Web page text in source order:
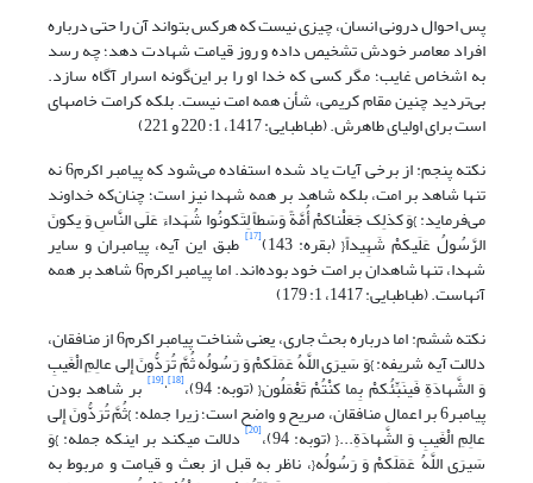
پس احوال درونی انسان، چیزی نیست که هرکس بتواند آن را حتی درباره
افراد معاصر خودش تشخیص داده و روز قیامت شهادت دهد؛ چه رسد
به اشخاص غایب؛ مگر کسی که خدا او را بر این‌گونه اسرار آگاه سازد.
است برای اولیای طاهرش. (طباطبایی: 1417، 1: 220 و‌ 221)
نکته پنجم: از برخی آیات یاد شده استفاده می‌‌شود که پیامبر اکرم6 نه
تنها شاهد بر امت، بلکه شاهد بر همه شهدا نیز است؛ چنان‌که خداوند
می‌فرماید: }وَ کذلِک جَعَلْناکمْ أُمَّةً وَسَطاً لِتَکونُوا شُهَداءَ عَلَى النَّاسِ وَ یکونَ
الرَّسُولُ عَلَیکمْ شَهِیداً{ (بقره: 143) [17] طبق این آیه، پیامبران و سایر
شهدا، تنها شاهدان بر امت خود بوده‌اند. اما پیامبر اکرم6 شاهد بر همه
آنهاست. (طباطبایی: 1417، 1: 179)
نکته ششم: اما درباره بحث جاری، یعنی شناخت پیامبر اکرم6 از منافقان،
دلالت آیه شریفه: }وَ سَیرَى اللَّهُ عَمَلَکمْ وَ رَسُولُه ثُمَّ تُرَدُّونَ إِلى عالِمِ الْغَیبِ
وَ الشَّهادَةِ فَینَبِّئُکمْ بِما کنْتُمْ تَعْمَلُون{ (توبه: 94)، [18] ،[19] بر شاهد بودن
پیامبر6 بر اعمال منافقان، صریح و واضح است؛ زیرا جمله: }ثُمَّ تُرَدُّونَ إِلى‏
عالِمِ الْغَیبِ وَ الشَّهادَةِ...{ (توبه: 94)، [20] دلالت می‏کند بر اینکه جمله: }وَ
سَیرَى اللَّهُ عَمَلَکمْ وَ رَسُولُه{، ناظر به قبل از بعث و قیامت و مربوط به